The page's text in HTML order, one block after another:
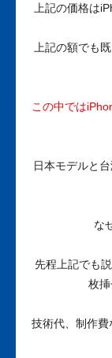
上記の価格は
上記の額でも
この中では
日本モデルと
な
先程上記でも
枚
技術代、制作